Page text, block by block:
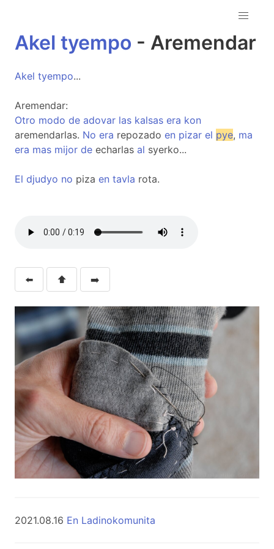
Akel tyempo - Aremendar
Akel tyempo...
Aremendar:
Otro modo de adovar las kalsas era kon
aremendarlas. No era repozado en pizar el pye, ma
era mas mijor de echarlas al syerko...
El djudyo no piza en tavla rota.
⬅️ ⬆️ ➡️
2021.08.16 En Ladinokomunita